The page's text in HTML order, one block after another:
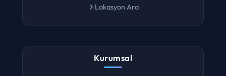
Lokasyon Ara
Kurumsal